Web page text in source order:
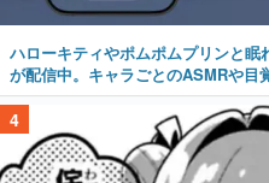
ハローキティやポムポムプリンと眠
が配信中。キャラごとのASMRや目
4